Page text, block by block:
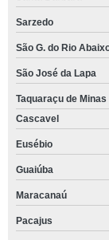
Sarzedo
São G. do Rio
São José da Lapa
Taquaraçu de Minas
Cascavel
Eusébio
Guaiúba
Maracanaú
Pacajus